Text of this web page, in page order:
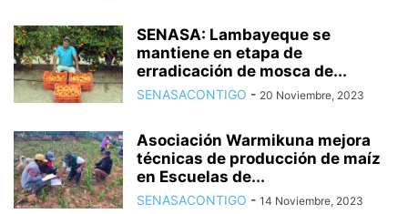
SENASA: Lambayeque se
mantiene en etapa de
erradicación de mosca de...
SENASACONTIGO - 20 Noviembre, 2023
Asociación Warmikuna mejora
técnicas de producción de maíz
en Escuelas de...
SENASACONTIGO - 14 Noviembre, 2023